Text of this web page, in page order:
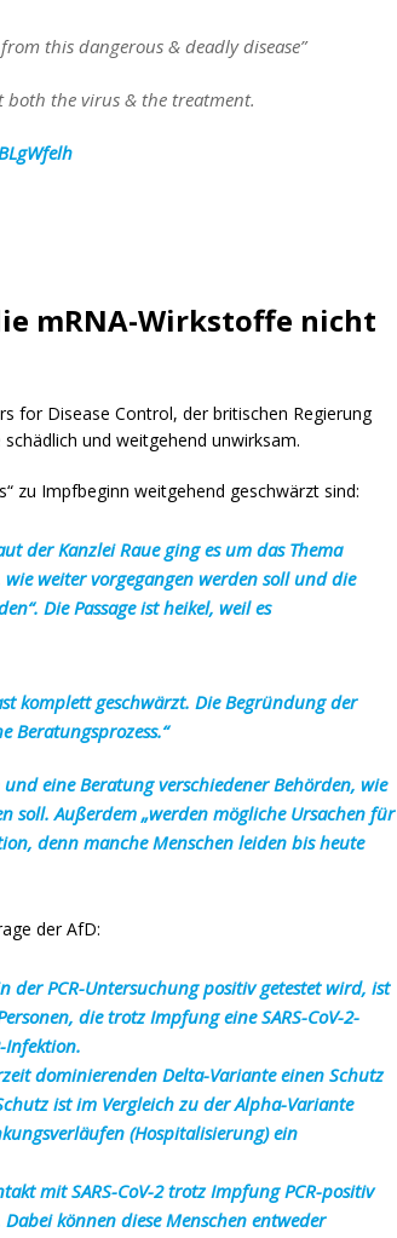
this dangerous & deadly disease”
both the virus & the treatment.
mRNA-Wirkstoffe nicht
for Disease Control, der britischen Regierung
und weitgehend unwirksam.
zu Impfbeginn weitgehend geschwärzt sind:
der Kanzlei Raue ging es um das Thema
weiter vorgegangen werden soll und die
Die Passage ist heikel, weil es
komplett geschwärzt. Die Begründung der
Beratungsprozess.“
eine Beratung verschiedener Behörden, wie
soll. Außerdem „werden mögliche Ursachen für
denn manche Menschen leiden bis heute
der AfD:
PCR-Untersuchung positiv getestet wird, ist
die trotz Impfung eine SARS-CoV-2-
Infektion.
dominierenden Delta-Variante einen Schutz
ist im Vergleich zu der Alpha-Variante
(Hospitalisierung)ein
mitSARS-CoV-2 trotz Impfung PCR-positiv
können diese Menschen entweder